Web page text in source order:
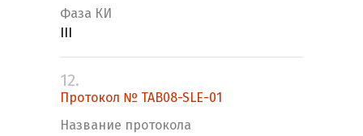
Фаза КИ
12.
Протокол № TAB08-SLE-01
Название протокола